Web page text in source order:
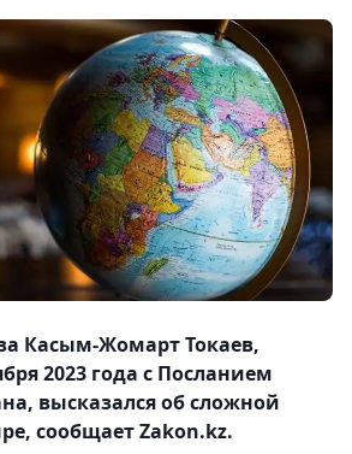
Касым-Жомарт Токаев,
2023 года с Посланием
высказался об сложной
сообщает Zakon.kz.